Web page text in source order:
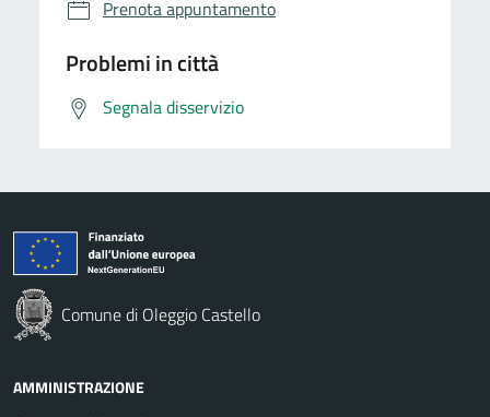
Prenota appuntamento
Problemi in città
Segnala disservizio
Comune di Oleggio Castello
AMMINISTRAZIONE